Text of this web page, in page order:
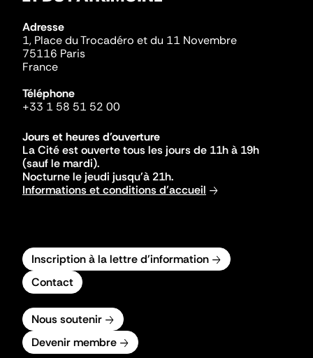
Adresse
1, Place du Trocadéro et du 11 Novembre
75116 Paris
France
Téléphone
+33 1 58 51 52 00
Jours et heures d'ouverture
La Cité est ouverte tous les jours de 11h à 19h
(sauf le mardi).
Nocturne le jeudi jusqu'à 21h.
Informations et conditions d'accueil
Inscription à la lettre d'information
Contact
Nous soutenir
Devenir membre